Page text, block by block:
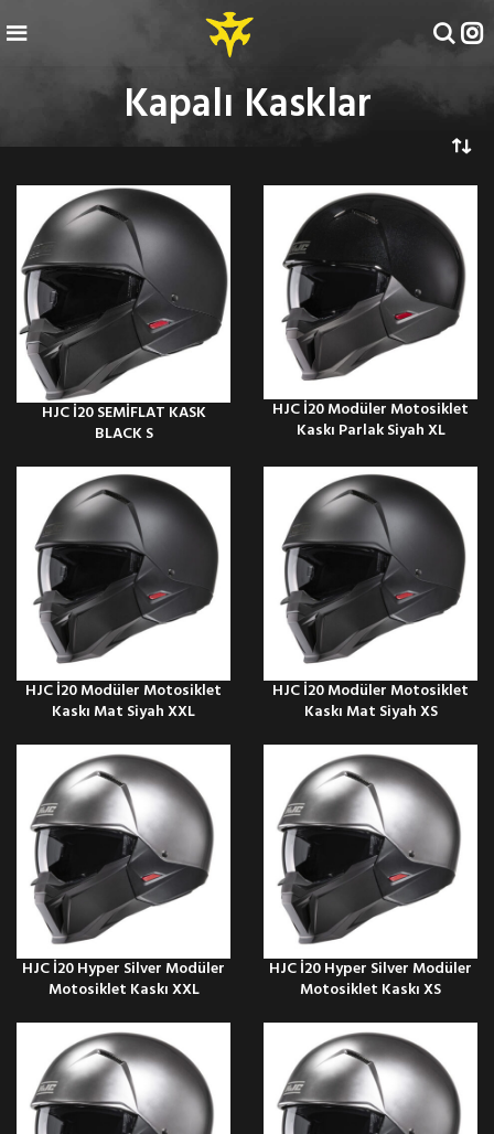
Kapalı Kasklar
HJC İ20 SEMİFLAT KASK
BLACK S
HJC İ20 Modüler Motosiklet
Kaskı Parlak Siyah XL
HJC İ20 Modüler Motosiklet
Kaskı Mat Siyah XXL
HJC İ20 Modüler Motosiklet
Kaskı Mat Siyah XS
HJC İ20 Hyper Silver Modüler
Motosiklet Kaskı XXL
HJC İ20 Hyper Silver Modüler
Motosiklet Kaskı XS